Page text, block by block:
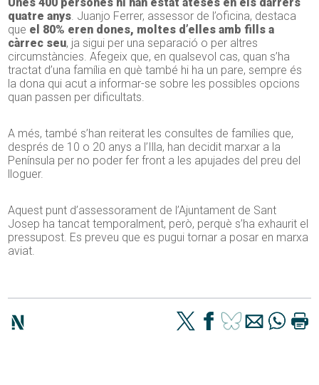
quatre anys . Juanjo Ferrer, assessor de l’oficina, destaca
que el 80% eren dones, moltes d’elles amb fills a
càrrec seu, ja sigui per una separació o per altres
circumstàncies. Afegeix que, en qualsevol cas, quan s’ha
tractat d’una família en què també hi ha un pare, sempre és
la dona qui acut a informar-se sobre les possibles opcions
quan passen per dificultats.
A més, també s’han reiterat les consultes de famílies que,
després de 10 o 20 anys a l’Illa, han decidit marxar a la
Península per no poder fer front a les apujades del preu del
lloguer.
Aquest punt d’assessorament de l’Ajuntament de Sant
Josep ha tancat temporalment, però, perquè s’ha exhaurit el
pressupost. Es preveu que es pugui tornar a posar en marxa
aviat.